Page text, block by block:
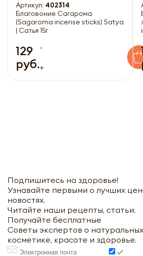
Артикул: 402314
Благовоние Сагарома
(Sagaroma incense sticks) Satya
| Сатья 15г
129
руб.
-
+
Подпишитесь на здоровье!
Узнавайте первыми о лучших
новостях.
Читайте наши рецепты, статьи.
Получайте бесплатные
Советы экспертов о
косметике, красоте и здоровье.